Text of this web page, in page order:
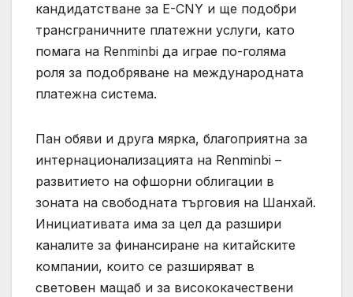
кандидатстване за E-CNY и ще подобри
трансграничните платежни услуги, като
помага на Renminbi да играе по-голяма
роля за подобряване на международната
платежна система.
Пан обяви и друга мярка, благоприятна за
интернационализацията на Renminbi –
развитието на офшорни облигации в
зоната на свободната търговия на Шанхай.
Инициативата има за цел да разшири
каналите за финансиране на китайските
компании, които се разширяват в
световен мащаб и за висококачествени